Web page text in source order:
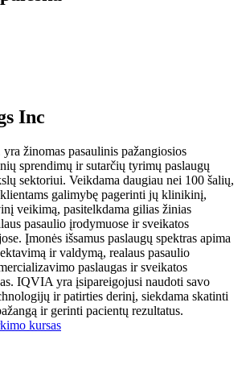
Inc
žinomas pasaulinis pažangiosios
sprendimų ir sutarčių tyrimų paslaugų
sektoriui. Veikdama daugiau nei 100 šalių,
galimybę pagerinti jų klinikinį,
veikimą, pasitelkdama gilias žinias
pasaulio įrodymuose ir sveikatos
Įmonės išsamus paslaugų spektras apima
ir valdymą, realaus pasaulio
paslaugas ir sveikatos
IQVIA yra įsipareigojusi naudoti savo
ir patirties derinį, siekdama skatinti
ir gerinti pacientų rezultatus.
kursas